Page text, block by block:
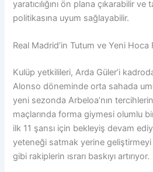
yaratıcılığını ön plana çıkarabilir ve
politikasına uyum sağlayabilir.
Real Madrid’in Tutum ve Yeni Hoca
Kulüp yetkilileri, Arda Güler’i
Alonso döneminde orta sahada
yeni sezonda Arbeloa’nın
maçlarında forma giymesi olumlu
ilk 11 şansı için bekleyiş devam
yeteneği satmak yerine geliştirmeyi
gibi rakiplerin ısrarı baskıyı artırıyor.